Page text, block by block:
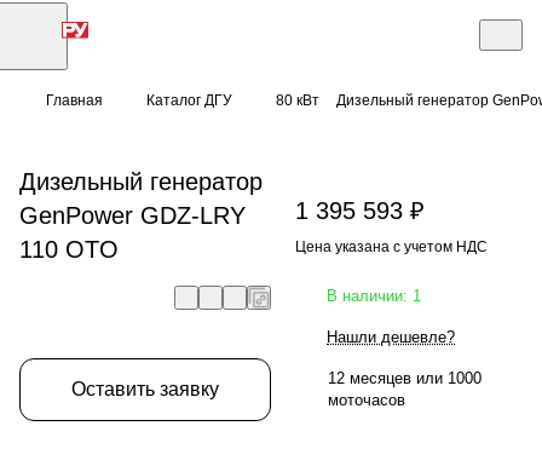
Главная Каталог ДГУ 80 кВт Дизельный генератор
Дизельный генератор
GenPower GDZ-LRY
110 OTO
Оставить заявку
1 395 593 ₽
Цена указана с учетом НДС
В наличии: 1
Нашли дешевле?
12 месяцев или 1000
моточасов